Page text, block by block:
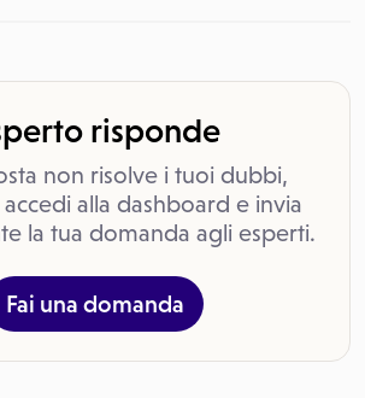
risponde
non risolve i tuoi dubbi,
alla dashboard e invia
la tua domanda agli esperti.
Fai una domanda